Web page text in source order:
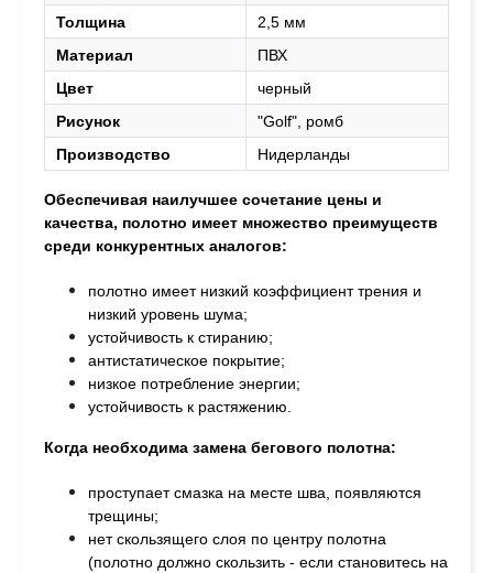
Толщина
2,5 мм
Материал
ПВХ
Цвет
черный
Рисунок
"Golf", ромб
Производство
Нидерланды
Обеспечивая наилучшее сочетание цены и
качества, полотно имеет множество преимуществ
среди конкурентных аналогов:
полотно имеет низкий коэффициент трения и
низкий уровень шума;
устойчивость к стиранию;
антистатическое покрытие;
низкое потребление энергии;
устойчивость к растяжению.
Когда необходима замена бегового полотна:
проступает смазка на месте шва, появляются
трещины;
нет скользящего слоя по центру полотна
(полотно должно скользить - если становитесь на